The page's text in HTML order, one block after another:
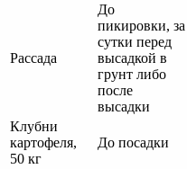
Рассада
До
пикировки, за
сутки перед
высадкой в
грунт либо
после
высадки
Клубни
картофеля,
50 кг
До посадки